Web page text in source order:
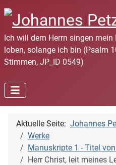
Ich will dem Herrn singen
loben, solange ich bin (Psalm
Stimmen, JP_ID 0549)
Aktuelle Seite: Johannes
Werke
Manuskripte 1 - Titel
Herr Christ, leit meines